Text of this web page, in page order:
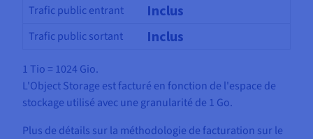
Trafic public entrant Inclus
Trafic public sortant Inclus
1 Tio = 1024 Gio.
L'Object Storage est facturé en fonction de l'espace de
stockage utilisé avec une granularité de 1 Go.
Plus de détails sur la méthodologie de facturation sur le